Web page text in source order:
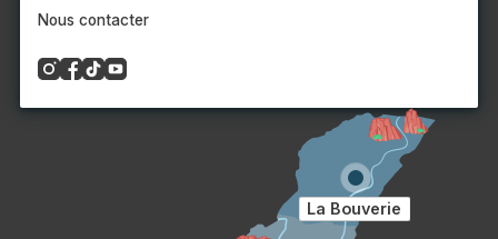
Nous contacter
La Bouverie